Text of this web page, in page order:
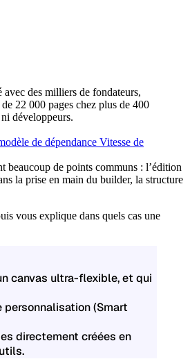
des milliers de fondateurs,
22 000 pages chez plus de 400
développeurs.
de dépendance Vitesse de
beaucoup de points communs : l’édition
la prise en main du builder, la structure
vous explique dans quels cas une
canvas ultra-flexible, et qui
(Smart
directement créées en